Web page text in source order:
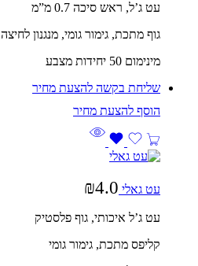
עט ג’ל, ראש סיכה 0.7 מ”מ
גוף מתכת, גימור גומי, מנגנון לחיצה
מינימום 50 יחידות מצבע
שליחת בקשה להצעת מחיר
עט גאלי ₪4.0
עט ג’ל איכותי, גוף פלסטיק
קליפס מתכת, גימור גומי